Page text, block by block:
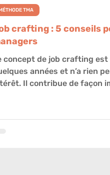
crafting : 5 conseils
concept de job crafting est
années et n’a rien
Il contribue de façon
MÉTHODE TMA